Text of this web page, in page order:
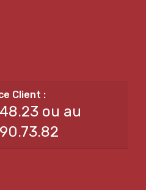
ou au